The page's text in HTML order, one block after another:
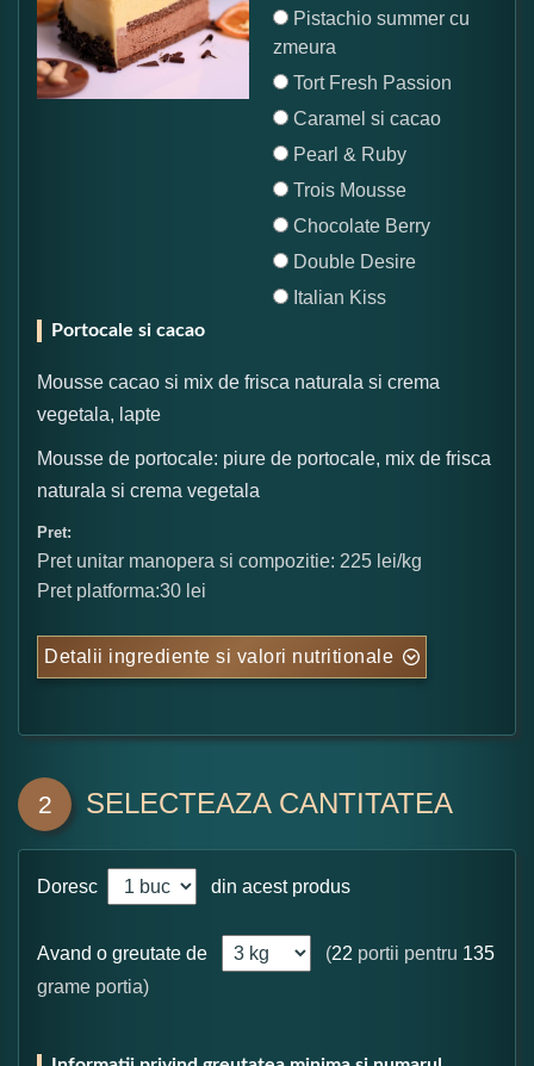
Pistachio summer cu
zmeura
Tort Fresh Passion
Caramel si cacao
Pearl & Ruby
Trois Mousse
Chocolate Berry
Double Desire
Italian Kiss
Portocale si cacao
Mousse cacao si mix de frisca naturala si crema
vegetala, lapte
Mousse de portocale: piure de portocale, mix de frisca
naturala si crema vegetala
Pret:
Pret unitar manopera si compozitie: 225 lei/kg
Pret platforma:30 lei
Detalii ingrediente si valori nutritionale
2 SELECTEAZA CANTITATEA
Doresc din acest produs
Avand o greutate de (22 portii pentru 135
grame portia)